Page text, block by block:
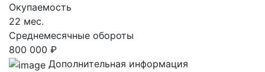
Окупаемость
22 мес.
Среднемесячные обороты
800 000 ₽
Дополнительная информация